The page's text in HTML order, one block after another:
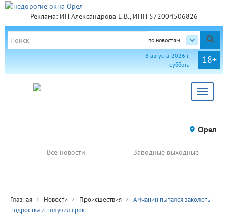
Реклама: ИП Александрова Е.В., ИНН 572004506826
по новостям
18+
8 августа 2026 г.
суббота
Toggle
Орел
Все новости Заводные выходные
Главная Новости Происшествия
Амчанин пытался заколоть
подростка и получил срок